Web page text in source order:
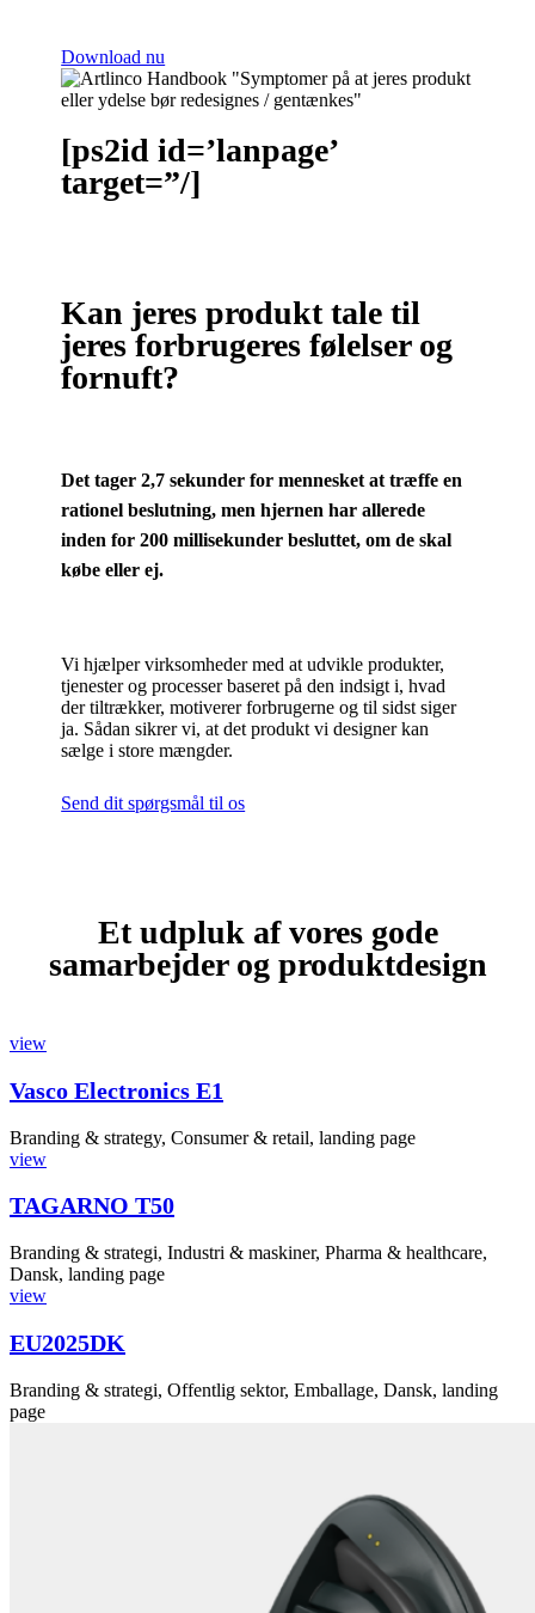
Download nu
[ps2id id=’lanpage’
target=”/]
Kan jeres produkt tale til
jeres forbrugeres følelser og
fornuft?
Det tager 2,7 sekunder for mennesket at træffe en
rationel beslutning, men hjernen har allerede
inden for 200 millisekunder besluttet, om de skal
købe eller ej.
Vi hjælper virksomheder med at udvikle produkter,
tjenester og processer baseret på den indsigt i, hvad
der tiltrækker, motiverer forbrugerne og til sidst siger
ja. Sådan sikrer vi, at det produkt vi designer kan
sælge i store mængder.
Send dit spørgsmål til os
Et udpluk af vores gode
samarbejder og produktdesign
view
Vasco Electronics E1
Branding & strategy, Consumer & retail, landing page
view
TAGARNO T50
Branding & strategi, Industri & maskiner, Pharma & healthcare,
Dansk, landing page
view
EU2025DK
Branding & strategi, Offentlig sektor, Emballage, Dansk, landing
page